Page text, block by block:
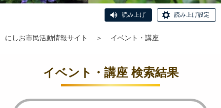
読み上げ 読み上げ設定
にしお市民活動情報サイト ＞ イベント・講座
イベント・講座 検索結果